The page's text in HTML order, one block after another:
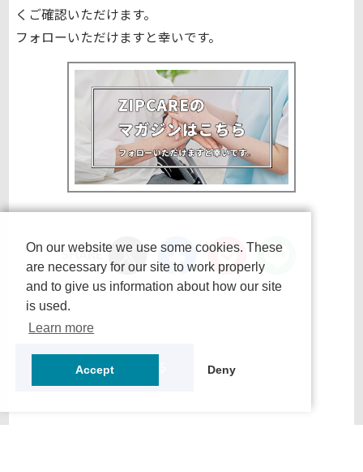
くご確認いただけます。
フォローいただけますと幸いです。
SHARE
ニュース一覧に戻る
On our website we use some cookies. These
are necessary for our site to work properly
and to give us information about how our site
is used.
Learn more
Deny
Accept